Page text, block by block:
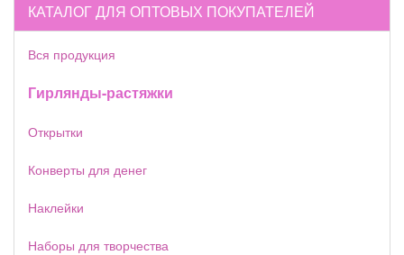
КАТАЛОГ ДЛЯ ОПТОВЫХ ПОКУПАТЕЛЕЙ
Вся продукция
Гирлянды-растяжки
Открытки
Конверты для денег
Наклейки
Наборы для творчества